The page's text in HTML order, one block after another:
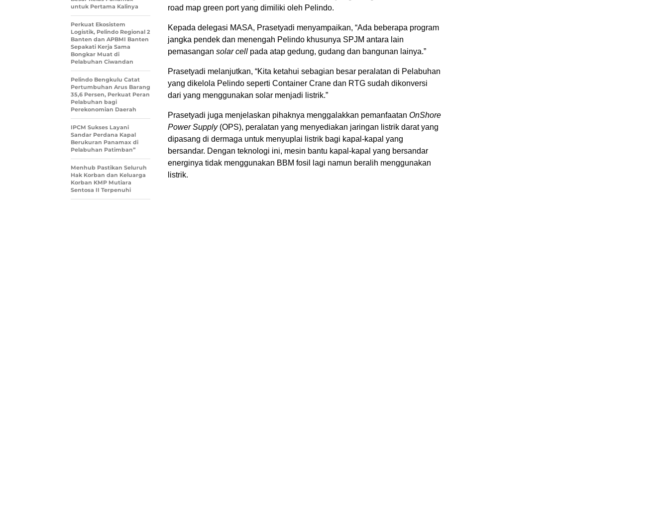
road map green port yang dimiliki oleh Pelindo.
Kepada delegasi MASA, Prasetyadi menyampaikan, “Ada beberapa program
jangka pendek dan menengah Pelindo khusunya SPJM antara lain
pemasangan solar cell pada atap gedung, gudang dan bangunan lainya.”
Prasetyadi melanjutkan, “Kita ketahui sebagian besar peralatan di Pelabuhan
yang dikelola Pelindo seperti Container Crane dan RTG sudah dikonversi
dari yang menggunakan solar menjadi listrik.”
Prasetyadi juga menjelaskan pihaknya menggalakkan pemanfaatan OnShore
Power Supply(OPS), peralatan yang menyediakan jaringan listrik darat yang
dipasang di dermaga untuk menyuplai listrik bagi kapal-kapal yang
bersandar. Dengan teknologi ini, mesin bantu kapal-kapal yang bersandar
energinya tidak menggunakan BBM fosil lagi namun beralih menggunakan
listrik.
untuk Pertama Kalinya
Perkuat Ekosistem
Logistik, Pelindo Regional 2
Banten dan APBMI Banten
Sepakati Kerja Sama
Bongkar Muat di
Pelabuhan Ciwandan
Pelindo Bengkulu Catat
Pertumbuhan Arus Barang
35,6 Persen, Perkuat Peran
Pelabuhan bagi
Perekonomian Daerah
IPCM Sukses Layani
Sandar Perdana Kapal
Berukuran Panamax di
Pelabuhan Patimban”
Menhub Pastikan Seluruh
Hak Korban dan Keluarga
Korban KMP Mutiara
Sentosa II Terpenuhi